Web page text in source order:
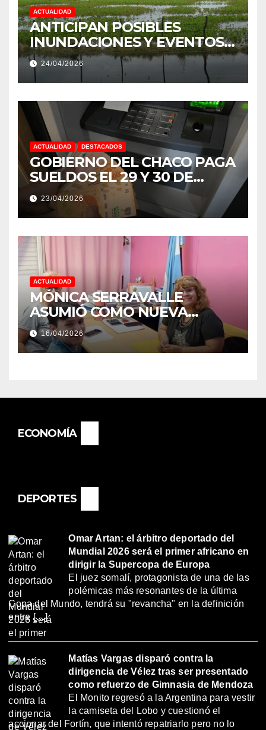
ACTUALIDAD
ANTICIPAN POSIBLES
INUNDACIONES Y EVENTOS
EXTREMOS: “PODRÍA SER UN
NIÑO MUY IMPORTANTE”
24/04/2026
ACTUALIDAD DESTACADOS
GOBIERNO DEL CHACO PAGA
SUELDOS EL 29 Y 30 DE
ABRIL, CON EL 2% DE
AUMENTO
23/04/2026
ACTUALIDAD
MÓNICA SERRAVALLE
ASUMIÓ COMO NUEVA
DIRECTORA DEL E.E.S. N° 82
«RENÉ FAVALORO» DE
BASAIL.
16/04/2026
ECONOMÍA
DEPORTES
Omar Artan: el árbitro deportado del
Mundial 2026 será el primer africano en
dirigir la Supercopa de Europa
El juez somalí, protagonista de una de las
polémicas más resonantes de la última
Copa del Mundo, tendrá su "revancha" en la definición
entre […]
Matías Vargas disparó contra la
dirigencia de Vélez tras ser presentado
como refuerzo de Gimnasia de Mendoza
El Monito regresó a la Argentina para vestir
la camiseta del Lobo y cuestionó el
accionar del Fortín, que intentó repatriarlo pero no lo